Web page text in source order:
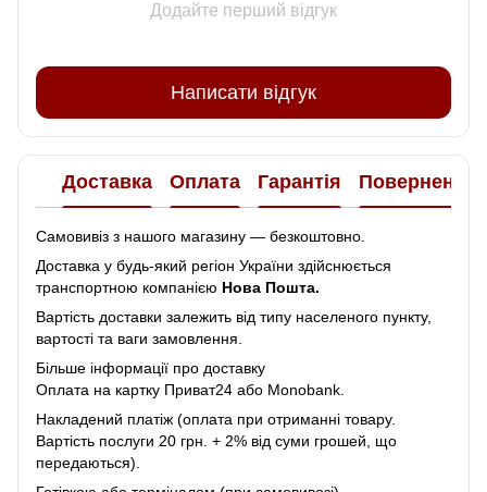
Додайте перший відгук
Написати відгук
Доставка Оплата Гарантія Повернення
Самовивіз з нашого магазину — безкоштовно.
Доставка у будь-який регіон України здійснюється
транспортною компанією Нова Пошта.
Вартість доставки залежить від типу населеного пункту,
вартості та ваги замовлення.
Більше інформації про доставку
Оплата на картку Приват24 або Monobank.
Накладений платіж (оплата при отриманні товару.
Вартість послуги 20 грн. + 2% від суми грошей, що
передаються).